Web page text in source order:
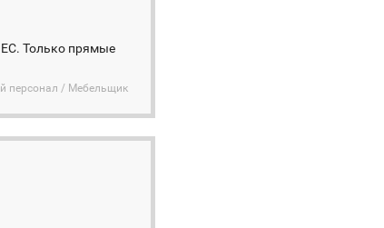
Только прямые
персонал / Мебельщик